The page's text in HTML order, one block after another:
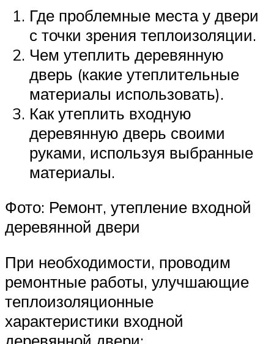
Где проблемные места у двери
с точки зрения теплоизоляции.
Чем утеплить деревянную
дверь (какие утеплительные
материалы использовать).
Как утеплить входную
деревянную дверь своими
руками, используя выбранные
материалы.
Фото: Ремонт, утепление входной
деревянной двери
При необходимости, проводим
ремонтные работы, улучшающие
теплоизоляционные
характеристики входной